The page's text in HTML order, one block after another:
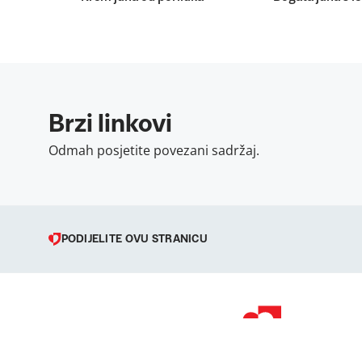
Brzi linkovi
Odmah posjetite povezani sadržaj.
PODIJELITE OVU STRANICU